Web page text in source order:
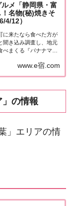
メ「静岡県・富
名物(秘)焼きそ
4/12）
に来たなら食べた方が
聞き込み調査し、地元
べまくる『バナナマン
村さんが静岡県・富士
チモチ食感の(秘)...
www.e宿.com
の情報
」エリアの情